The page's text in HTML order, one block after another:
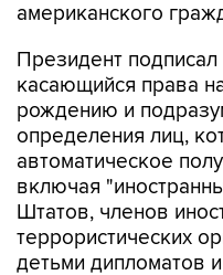
Президент подписал
рождению и
определения лиц,
автоматическое
включая
Штатов, членов
террористических
детьми дипломатов и
признанных